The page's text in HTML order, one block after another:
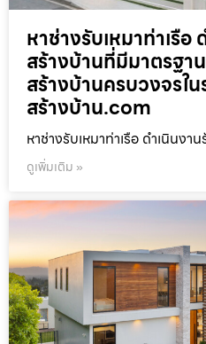
หาช่างรับเหมาท่าเรือ
สร้างบ้านที่มีมาตรฐา
สร้างบ้านครบวงจรใ
สร้างบ้าน.com
หาช่างรับเหมาท่าเรือ ดำเนินงา
ดูเพิ่มเติม »